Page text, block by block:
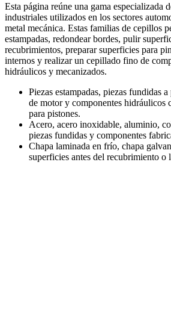
Esta página reúne una gama especializada
industriales utilizados en los sectores
metal mecánica. Estas familias de cepillos
estampadas, redondear bordes, pulir
recubrimientos, preparar superficies para
internos y realizar un cepillado fino de
hidráulicos y mecanizados.
Piezas estampadas, piezas fundidas
de motor y componentes hidráulicos
para pistones.
Acero, acero inoxidable, aluminio,
piezas fundidas y componentes
Chapa laminada en frío, chapa
superficies antes del recubrimiento o